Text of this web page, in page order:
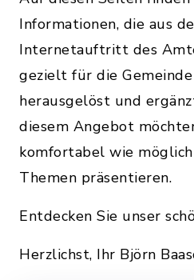
Informationen, die aus
Internetauftritt des
gezielt für die
herausgelöst und
diesem Angebot
komfortabel wie
Themen präsentieren.
Entdecken Sie unser
Herzlichst, Ihr Björn